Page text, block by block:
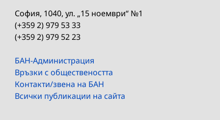
София, 1040, ул. „15 ноември“ №1
(+359 2) 979 53 33
(+359 2) 979 52 23
БАН-Администрация
Връзки с обществеността
Контакти/звена на БАН
Всички публикации на сайта